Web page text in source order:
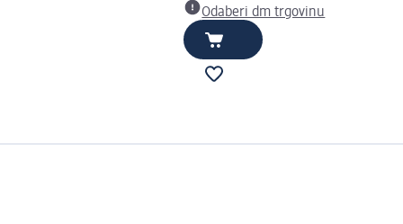
Odaberi dm trgovinu